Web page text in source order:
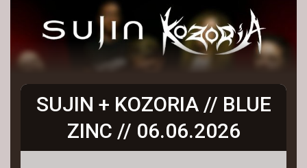
SUJIN + KOZORIA // BLUE
ZINC // 06.06.2026